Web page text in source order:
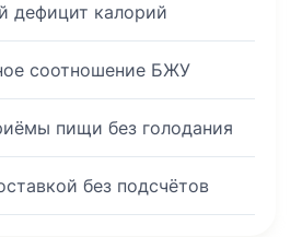
дефицит калорий
соотношение БЖУ
пищи без голодания
без подсчётов